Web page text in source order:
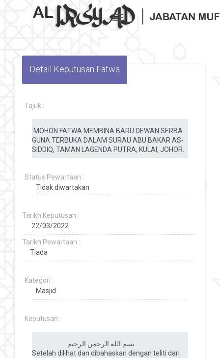
Toggle navigation
Detail Keputusan Fatwa
Tajuk :
Status Pewartaan :
Tarikh Keputusan :
Tarikh Pewartaan :
Kategori :
Keputusan :